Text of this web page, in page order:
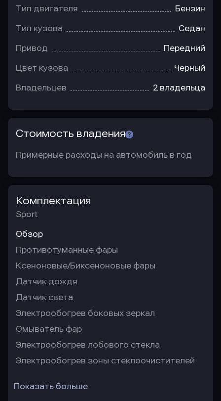
Тип двигателя Бензин
Тип кузова Седан
Привод Передний
Цвет кузова Черный
Владельцев 2 владельца
Стоимость владения
Примерные расходы на автомобиль в год
Комплектация
Sport
Обзор
Противотуманные фары
Ксеноновые/Биксеноновые фары
Датчик дождя
Датчик света
Электрообогрев боковых зеркал
Омыватель фар
Электрообогрев лобового стекла
Электрообогрев зоны стеклоочистителей
Показать больше